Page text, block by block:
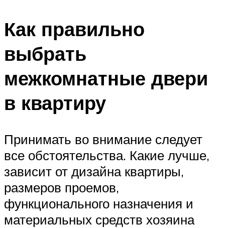
Как правильно
выбрать
межкомнатные двери
в квартиру
Принимать во внимание следует
все обстоятельства. Какие лучше,
зависит от дизайна квартиры,
размеров проемов,
функционального назначения и
материальных средств хозяина